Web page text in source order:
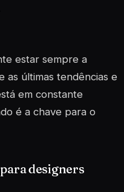
estar sempre a
as últimas tendências e
em constante
é a chave para o
designers